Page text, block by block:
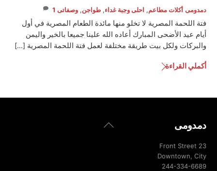
دمدومى أكلات مطاعم, احلى وجبة غداء,طواجن,وصفاتى 1
فتة اللحمة المصرية لا تخلو منها مائدة الطعام المصرية في أول
أيام عيد الأضحى المبارك أعاده الله علينا جميعا بالخير واليمن
والبركات ولكل بيت طريقة مختلفة لعمل فتة اللحمة المصرية […]
أكملي القراءة
Back
دمدومى
23 Front Street
Downtown, City
244-334-6689